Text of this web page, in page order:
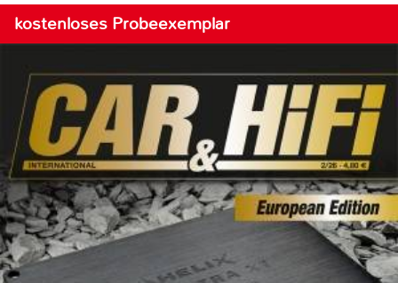
kostenloses Probeexemplar